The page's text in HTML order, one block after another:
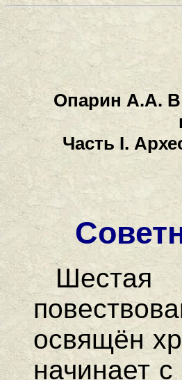
Опарин А.А. В
Часть I.
Шестая глава книги Ездры заканчивает повествование 516 г. до х. э., когда был освящён храм в Иерусалиме, седьмая же глава начинает с описания событий, произошедших в 457 г. до х. э. (Ездр. 7:7). Эти шестьдесят лет истории были весьма печальны. Со смертью Зоровавеля и Иисуса, сына Иоседекова Иудея не имела в последующие годы духовных и выдающихся правителей. [1]. Правителя в Иерусалиме после Зоровавеля не назначили, а сама Иудея подчинялась теперь правителю Самарии, что сводило на нет её некоторую политическую самостоятельность, полученную при первых Ахеменидах. Преемники первосвященника Иисуса занимались лишь исполнением внешних храмовых обрядов, не заботясь ни об укреплении общественного строя и благосостояния граждан, как в материальном, но главное и в духовном отношении. Народ оказался без пастыря. Обетования Божьи после восстановления храма казалось перестали исполняться и даже напротив ситуация всё ухудшалась. Энтузиазм и вера начали катастрофически падать. У людей опустились руки. И показалось, что в не зависимости от их образа жизни, действий ничего не изменится. Они будут продолжать оставаться жалкими рабами великой империи. Стали раздаваться голоса сомнения в любви Иеговы и истинности слов пророков. Те которые старались исполнять все внешние предписания закона, недоумевали, каким образом их ревность не приносит немедленных видимых плодов. [2]. На этом фоне происходит резкое имущественное расслоение народа. Богатые иудеи, забыв законы стали самым бессовестным образом обирать своих единоплеменников, вынуждая их закладывать свои участки и продавать себя и своих близких в рабство. Начало процветать ростовщичество, так обличаемое в своё время древними пророками. Народ начинал терять чувство национального единства, которое его так отличало в первые годы переселения. Одновременно с этим происходит усиление контактов иудейской общины с окружающими языческими народами. Стали вовсю практиковаться смешанные браки. Дети рождённые от языческих жён чаще